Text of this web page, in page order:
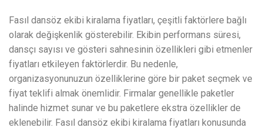
Fasıl dansöz ekibi kiralama fiyatları, çeşitli faktörlere bağlı
olarak değişkenlik gösterebilir. Ekibin performans süresi,
dansçı sayısı ve gösteri sahnesinin özellikleri gibi etmenler
fiyatları etkileyen faktörlerdir. Bu nedenle,
organizasyonunuzun özelliklerine göre bir paket seçmek ve
fiyat teklifi almak önemlidir. Firmalar genellikle paketler
halinde hizmet sunar ve bu paketlere ekstra özellikler de
eklenebilir. Fasıl dansöz ekibi kiralama fiyatları konusunda